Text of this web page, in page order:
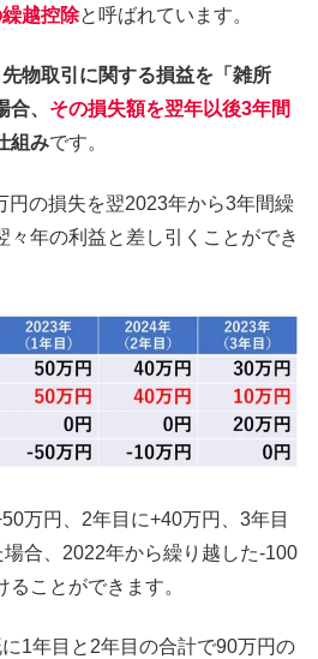
越控除と呼ばれています。
先物取引に関する損益を「雑所
、 その損失額を翌年以後3年間
組みです。
円の損失を翌2023年から3年間繰
々年の利益と差し引くことができ
万円、2年目に+40万円、3年目
合、2022年から繰り越した-100
ことができます。
1年目と2年目の合計で90万円の